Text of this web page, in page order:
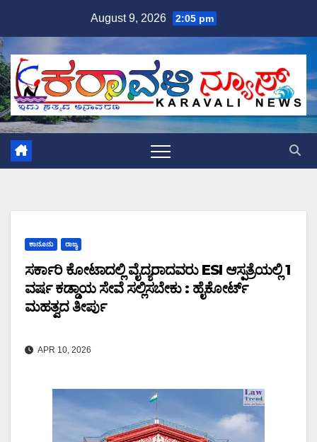
content
August 9, 2026 2:05 pm
ಕಾನೂನು ರಾಜ್ಯ
ಸರ್ಕಾರಿ ಕೋಟಾದಲ್ಲಿ ವೈದ್ಯರಾದವರು ESI ಆಸ್ಪತ್ರೆಯಲ್ಲಿ 1
ವರ್ಷ ಕಡ್ಡಾಯ ಸೇವೆ ಸಲ್ಲಿಸಬೇಕು : ಹೈಕೋರ್ಟ್
ಮಹತ್ವದ ತೀರ್ಪು
APR 10, 2026